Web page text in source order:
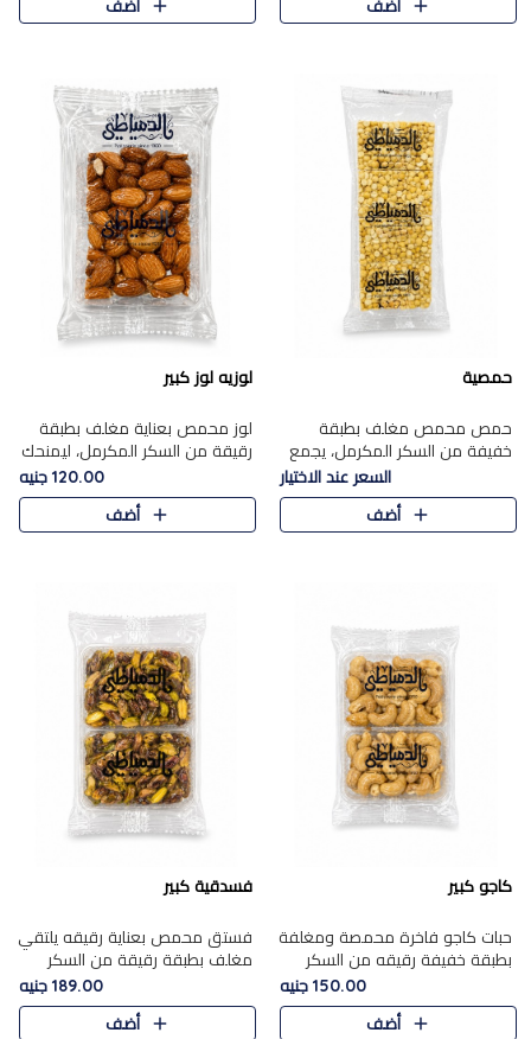
المولد عبر الأجيال.أضف
حلوى شرقية أنيقه بطابع مميز.
أضف
حمصية
حمص محمص مغلف بطبقة
خفيفة من السكر المكرمل، يجمع
بين القرمشة المميزة والطعم
الشرقي الأصيل في واحدة من أشهر
حلويات الموسم.
السعر عند الاختيار
أضف
لوزيه لوز كبير
لوز محمص بعناية مغلف بطبقة
رقيقة من السكر المكرمل، ليمنحك
قرمشة راقية ونكهة غنية تبرز
فخامة اللوز في كل قطعة.
120.00 جنيه
أضف
كاجو كبير
حبات كاجو فاخرة محمصة ومغلفة
بطبقة خفيفة رقيقه من السكر
المكرمل، تجمع بين توازن النعومة
زبدية غنية فاخرة والقرمشة
المرضية في حلوى شرقية بطاب..
150.00 جنيه
أضف
فسدقية كبير
فستق محمص بعناية رقيقه يلتقي
مغلف بطبقة رقيقة من السكر
المكرمل، ليقدم مذاقًا فاخرًا حلوي
شرقية فاخرة ونكهة غنية ناتي تميز
كل قطعة و قوام هش
189.00 جنيه
أضف